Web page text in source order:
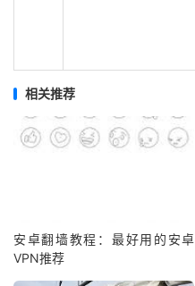
相关推荐
安卓翻墙教程：最好用的安卓
VPN推荐